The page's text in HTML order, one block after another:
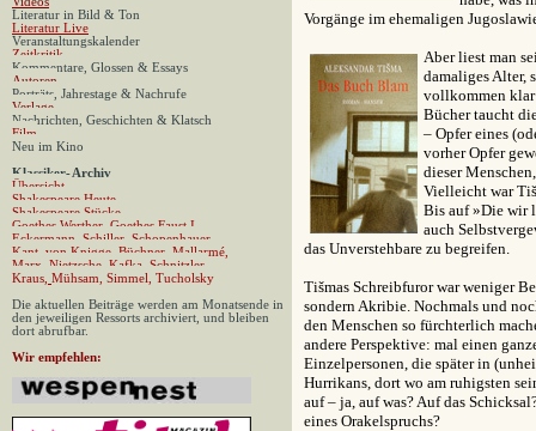
Literatur in Bild & Ton
Literatur Live
Veranstaltungskalender
Zeitkritik
Kommentare, Glossen & Essays
Autoren
Porträts, Jahrestage & Nachrufe
Verlage
Nachrichten, Geschichten & Klatsch
Film
Neu im Kino
Klassiker-Archiv
Übersicht
Shakespeare Heute
Shakespeare Stücke
Goethes Werther, Goethes Faust I,
Eckermann,
Schiller, Schopenhauer,
Kant, von Knigge, Büchner, Mallarmé,
Marx
Nietzsche, Kafka, Schnitzler
Kraus Mühsam Simmel
Tucholsky
Die aktuellen Beiträge werden am Monatsende in
den jeweiligen Ressorts archiviert, und bleiben
dort abrufbar.
Wir empfehlen:
Vorgänge im ehemaligen
Aber liest man
damaliges Alter,
vollkommen
Bücher taucht
– Opfer eines
vorher Opfer
dieser
Vielleicht war
Bis auf»Die wir
auch
das Unverstehbare zu begreifen.
Tišmas Schreibfuror war weniger
sondern Akribie. Nochmals und
den Menschen so fürchterlich
andere Perspektive: mal einen
Einzelpersonen, die später in
Hurrikans, dort wo am ruhigsten
auf – ja, auf was? Auf das
eines Orakelspruchs?